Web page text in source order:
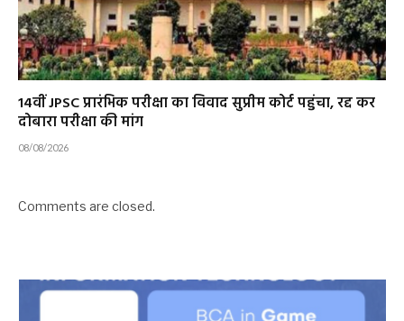
14वीं JPSC प्रारंभिक परीक्षा का विवाद सुप्रीम कोर्ट पहुंचा, रद्द कर
दोबारा परीक्षा की मांग
08/08/2026
Comments are closed.